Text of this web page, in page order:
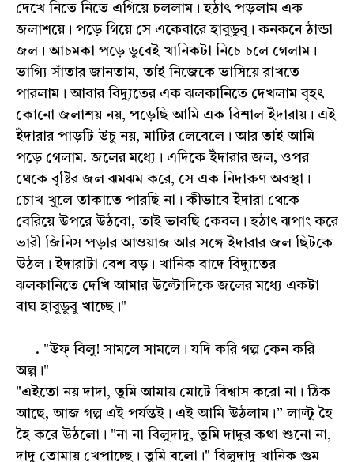
দেখে নিতে নিতে এগিয়ে চললাম। হঠাৎ পড়লাম এক
জলাশয়ে। পড়ে গিয়ে সে একেবারে হাবুডুবু। কনকনে ঠান্ডা
জল। আচমকা পড়ে ডুবেই খানিকটা নিচে চলে গেলাম।
ভাগ্যি সাঁতার জানতাম, তাই নিজেকে ভাসিয়ে রাখতে
পারলাম। আবার বিদ্যুতের এক ঝলকানিতে দেখলাম বৃহৎ
কোনো জলাশয় নয়, পড়েছি আমি এক বিশাল ইঁদারায়। এই
ইঁদারার পাড়টি উচু নয়, মাটির লেবেলে। আর তাই আমি
পড়ে গেলাম. জলের মধ্যে। এদিকে ইঁদারার জল, ওপর
থেকে বৃষ্টির জল ঝমঝম করে, সে এক নিদারুণ অবস্থা।
চোখ খুলে তাকাতে পারছি না। কীভাবে ইঁদারা থেকে
বেরিয়ে উপরে উঠবো, তাই ভাবছি কেবল। হঠাৎ ঝপাং করে
ভারী জিনিস পড়ার আওয়াজ আর সঙ্গে ইঁদারার জল ছিটকে
উঠল। ইঁদারাটা বেশ বড়। খানিক বাদে বিদ্যুতের
ঝলকানিতে দেখি আমার উল্টোদিকে জলের মধ্যে একটা
বাঘ হাবুডুবু খাচ্ছে।"
. "উফ্ বিলু! সামলে সামলে। যদি করি গল্প কেন করি
অল্প।"
"এইতো নয় দাদা, তুমি আমায় মোটে বিশ্বাস করো না। ঠিক
আছে, আজ গল্প এই পর্যন্তই। এই আমি উঠলাম।” লাল্টু হৈ
হৈ করে উঠলো। "না না বিলুদাদু, তুমি দাদুর কথা শুনো না,
দাদু তোমায় খেপাচ্ছে। তুমি বলো।" বিলুদাদু খানিক গুম